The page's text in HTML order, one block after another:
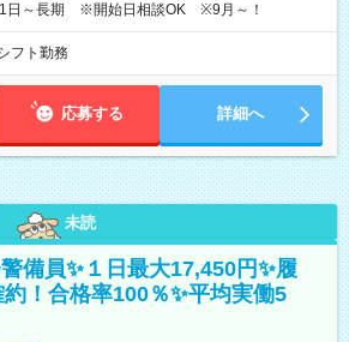
日～長期 ※開始日相談OK ※9月～！
フト勤務
応募する 詳細へ
未読
備員✨１日最大17,450円✨履
！合格率100％✨平均実働5